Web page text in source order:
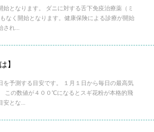
始となります。 ダニに対する舌下免疫治療薬（ミ
なく開始となります。健康保険による診療が開始
され...
】
を予測する目安です。 １月１日から毎日の最高気
この数値が４００℃になるとスギ花粉が本格的飛
安とな...